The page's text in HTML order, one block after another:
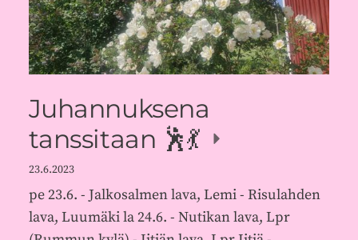
Juhannuksena
tanssitaan 🕺💃
23.6.2023
pe 23.6. - Jalkosalmen lava, Lemi - Risulahden
lava, Luumäki la 24.6. - Nutikan lava, Lpr